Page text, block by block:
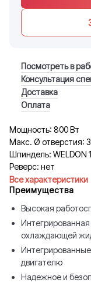
Посмотреть в
Консультация
Доставка
Оплата
Мощность: 800 Вт
Макс. Ø отверстия:
Шпиндель: WELDON
Реверс: нет
Все характеристики
Преимущества
Высокая
охлаждающей
двигателю
Надежное и